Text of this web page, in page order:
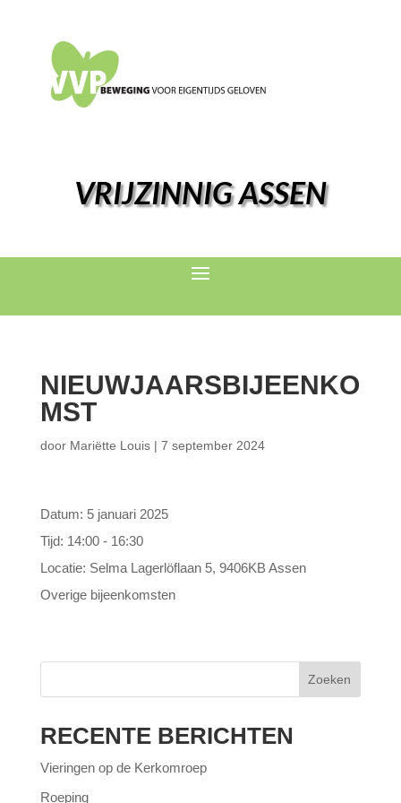
VRIJZINNIG ASSEN
NIEUWJAARSBIJEENKO
MST
door Mariëtte Louis| 7 september 2024
Datum: 5 januari 2025
Tijd: 14:00 - 16:30
Locatie: Selma Lagerlöflaan 5, 9406KB Assen
Overige bijeenkomsten
Zoeken
RECENTE BERICHTEN
Vieringen op de Kerkomroep
Roeping